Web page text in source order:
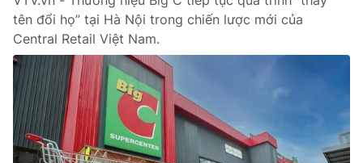
tên đổi họ” tại Hà Nội trong chiến lược mới của
Central Retail Việt Nam.